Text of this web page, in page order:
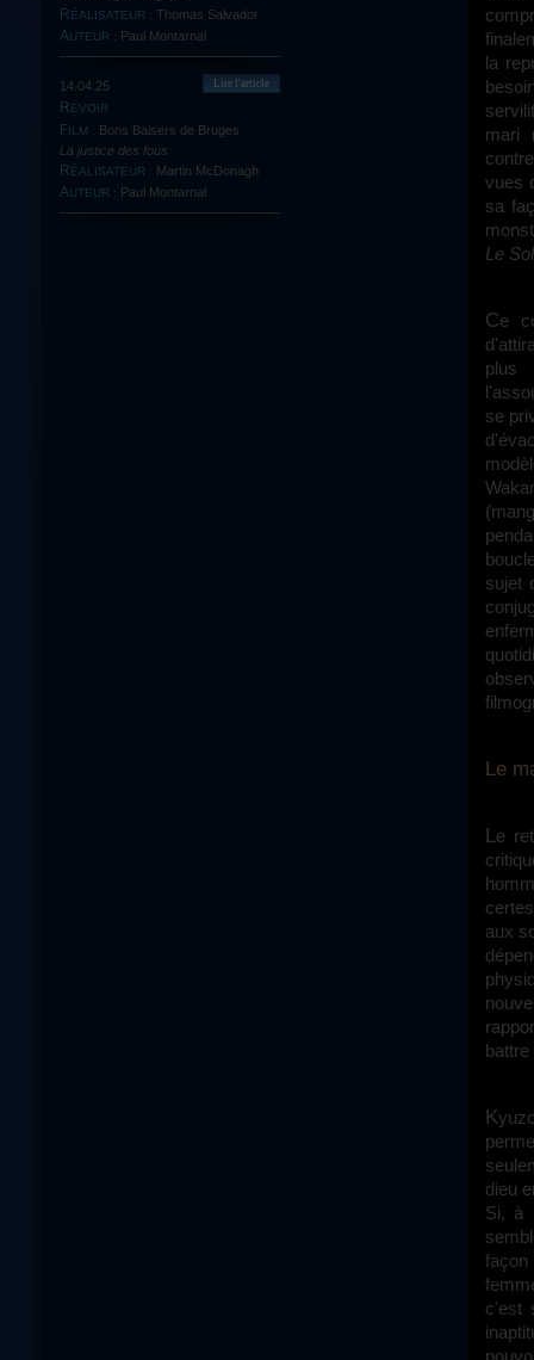
RÉALISATEUR : Thomas Salvador
AUTEUR : Paul Montarnal
14.04.25
REVOIR
FILM : Bons Baisers de Bruges
La justice des fous
RÉALISATEUR : Martin McDonagh
AUTEUR : Paul Montarnal
Lire l'article
la
mari
vues
sa
Le
Ce corps, devant lequel Shigeko éprouve un mélange de répulsion et
plus
se
sujet
Le
Le retour du soldat dieu dans son village cristallise une autre crise, plus
aux
Kyuzo est devenu impuissant, ne détenant plus aucune des clés du pouvoir lui
dieu
Si, à
façon
c'est